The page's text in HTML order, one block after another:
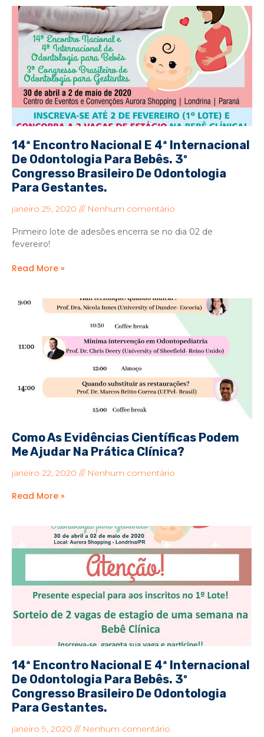
14ª Encontro Nacional E 4ª Internacional
De Odontologia Para Bebês. 3º
Congresso Brasileiro De Odontologia
Para Gestantes.
janeiro 29, 2020 Nenhum comentário
Primeiro lote de adesões encerra se no dia 02 de
fevereiro!
Read More »
Como As Evidências Científicas Podem
Me Ajudar Na Prática Clínica?
janeiro 22, 2020 Nenhum comentário
Read More »
14ª Encontro Nacional E 4ª Internacional
De Odontologia Para Bebês. 3º
Congresso Brasileiro De Odontologia
Para Gestantes.
janeiro 9, 2020 Nenhum comentário